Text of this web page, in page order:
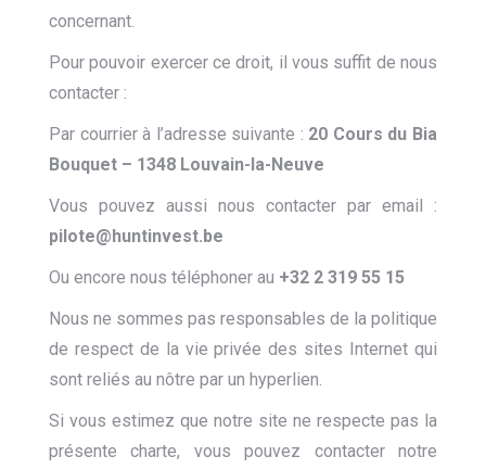
concernant.
Pour pouvoir exercer ce droit, il vous suffit de nous
contacter :
Par courrier à l’adresse suivante : 20 Cours du Bia
Bouquet – 1348 Louvain-la-Neuve
Vous pouvez aussi nous contacter par email :
pilote@huntinvest.be
Ou encore nous téléphoner au +32 2 319 55 15
Nous ne sommes pas responsables de la politique
de respect de la vie privée des sites Internet qui
sont reliés au nôtre par un hyperlien.
Si vous estimez que notre site ne respecte pas la
présente charte, vous pouvez contacter notre